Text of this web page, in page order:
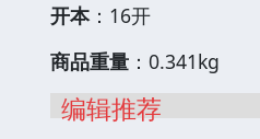
开本：16开
商品重量 ：0.341kg
编辑推荐